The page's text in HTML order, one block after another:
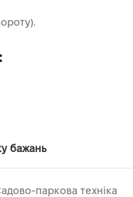
бажань
паркова техніка